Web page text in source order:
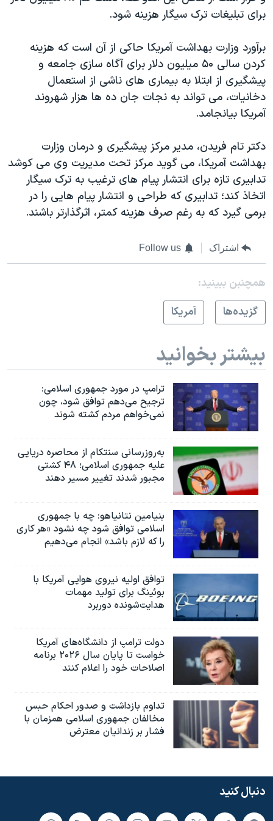
برای تبلیغات ترک سیگار هزینه شود.
برآورد وزارت بهداشت آمریکا حاکی از آن است که هزینه
کردن سالی ۵۰ میلیون دلار برای آگاه سازی جامعه و
پیشگیری از ابتلا به بیماری های ناشی از استعمال
دخانیات، می تواند به نجات جان ده ها هزار شهروند
آمریکا بیانجامد.
دکتر تام فریدن، مدیر مرکز پیشگیری و درمان وزارت
بهداشت آمریکا، می گوید مرکز تحت مدیریت وی می کوشد
تدابیری تازه برای انتشار پیام های ترغیب به ترک سیگار
اتخاذ کند؛ تدابیری که طراحی و انتشار پیام هایی را در
برمی گیرد که به رغم صرف هزینه کمتر، اثرگذارتر باشند.
اشتراک Follow us
همچنبن ببینید:
گزيده‌ها
آمريکا
بیشتر بخوانید
ترامپ در مورد جمهوری اسلامی:
ترجیح می‌دهم توافق شود، چون
نمی‌خواهم مردم کشته شوند
به‌روزرسانی سنتکام از محاصره دریایی
علیه جمهوری اسلامی؛ ۴۸ کشتی
مجبور شدند تغییر مسیر دهند
بنیامین نتانیاهو: چه با جمهوری
اسلامی توافق شود چه نشود «هر کاری
را که لازم باشد» انجام می‌دهیم
توافق اولیه نیروی هوایی آمریکا با
بوئينگ برای تولید مهمات
هدایت‌شونده دوربرد
دولت ترامپ از دانشگاه‌های آمریکا
خواست تا پایان سال ۲۰۲۶ برنامه
اصلاحات خود را اعلام کنند
تداوم بازداشت و صدور احکام حبس
مخالفان جمهوری اسلامی همزمان با
فشار بر زندانیان معترض
دنبال کنید